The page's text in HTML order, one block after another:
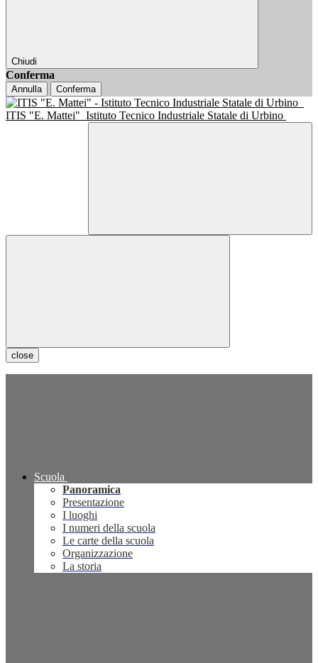
Chiudi
Conferma
Annulla Conferma
ITIS "E. Mattei" Istituto Tecnico Industriale Statale di Urbino
close
Scuola
Panoramica
Presentazione
I luoghi
I numeri della scuola
Le carte della scuola
Organizzazione
La storia